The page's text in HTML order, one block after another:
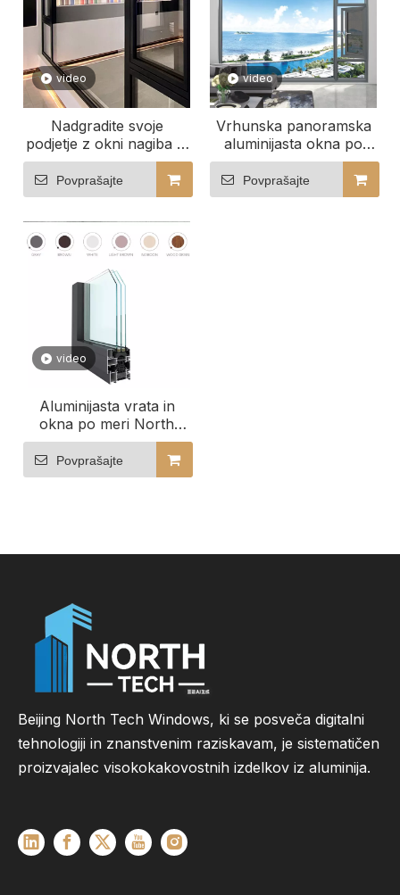
video
Nadgradite svoje
podjetje z okni nagiba in
obračanja po meri
Povprašajte
video
Vrhunska panoramska
aluminijasta okna po
meri za sodobne
domove
Povprašajte
video
Aluminijasta vrata in
okna po meri North
Tech, vključno z vrstami
velikosti in zmogljivostjo
Povprašajte
Beijing North Tech Windows, ki se posveča digitalni
tehnologiji in znanstvenim raziskavam, je sistematičen
proizvajalec visokokakovostnih izdelkov iz aluminija.